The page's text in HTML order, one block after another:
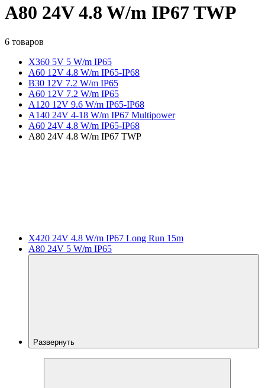
A80 24V 4.8 W/m IP67 TWP
6 товаров
X360 5V 5 W/m IP65
A60 12V 4.8 W/m IP65-IP68
B30 12V 7.2 W/m IP65
A60 12V 7.2 W/m IP65
A120 12V 9.6 W/m IP65-IP68
A140 24V 4-18 W/m IP67 Multipower
A60 24V 4.8 W/m IP65-IP68
A80 24V 4.8 W/m IP67 TWP
X420 24V 4.8 W/m IP67 Long Run 15m
A80 24V 5 W/m IP65
Развернуть